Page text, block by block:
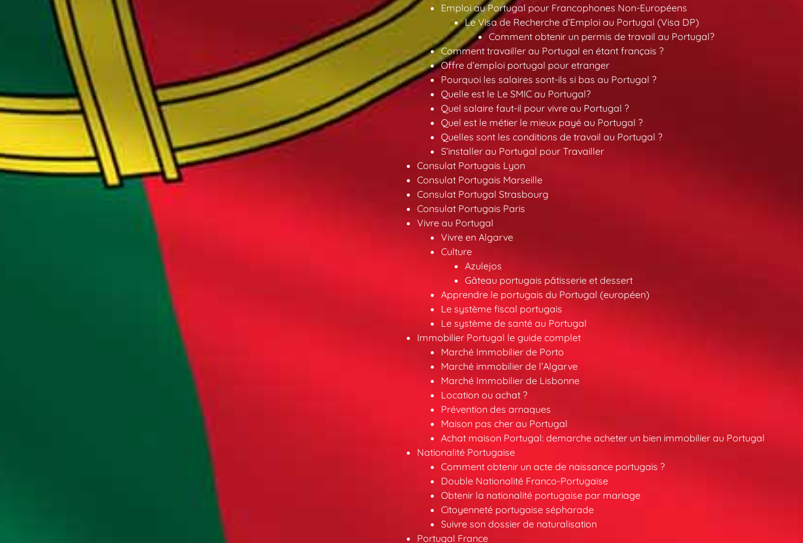
Emploi au Portugal pour Francophones Non-Européens
Le Visa de Recherche d’Emploi au Portugal (Visa DP)
Comment obtenir un permis de travail au Portugal?
Comment travailler au Portugal en étant français ?
Offre d’emploi portugal pour etranger
Pourquoi les salaires sont-ils si bas au Portugal ?
Quelle est le Le SMIC au Portugal?
Quel salaire faut-il pour vivre au Portugal ?
Quel est le métier le mieux payé au Portugal ?
Quelles sont les conditions de travail au Portugal ?
S’installer au Portugal pour Travailler
Consulat Portugais Lyon
Consulat Portugais Marseille
Consulat Portugal Strasbourg
Consulat Portugais Paris
Vivre au Portugal
Vivre en Algarve
Culture
Azulejos
Gâteau portugais pâtisserie et dessert
Apprendre le portugais du Portugal (européen)
Le système fiscal portugais
Le système de santé au Portugal
Immobilier Portugal le guide complet
Marché Immobilier de Porto
Marché immobilier de l’Algarve
Marché Immobilier de Lisbonne
Location ou achat ?
Prévention des arnaques
Maison pas cher au Portugal
Achat maison Portugal: demarche acheter un bien immobilier au Portugal
Nationalité Portugaise
Comment obtenir un acte de naissance portugais ?
Double Nationalité Franco-Portugaise
Obtenir la nationalité portugaise par mariage
Citoyenneté portugaise sépharade
Suivre son dossier de naturalisation
Portugal France